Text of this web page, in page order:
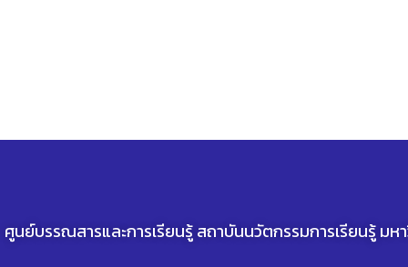
ศูนย์บรรณสารและการเรียนรู้ สถาบันนวัตกรรมการเรียนรู้ มห